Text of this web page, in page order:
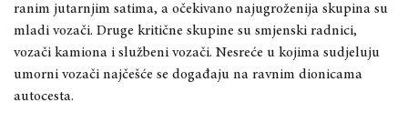
ranim jutarnjim satima, a očekivano najugroženija skupina su
mladi vozači. Druge kritične skupine su smjenski radnici,
vozači kamiona i službeni vozači. Nesreće u kojima sudjeluju
umorni vozači najčešće se događaju na ravnim dionicama
autocesta.